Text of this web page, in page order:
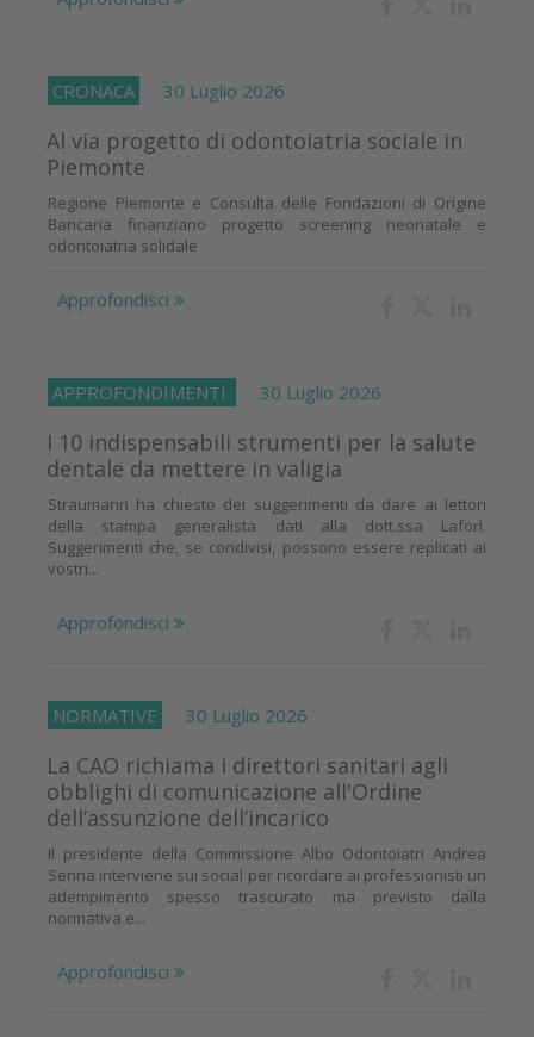
CRONACA 30 Luglio 2026
Al via progetto di odontoiatria sociale in
Piemonte
Regione Piemonte e Consulta delle Fondazioni di Origine
Bancaria finanziano progetto screening neonatale e
odontoiatria solidale
Approfondisci
APPROFONDIMENTI 30 Luglio 2026
I 10 indispensabili strumenti per la salute
dentale da mettere in valigia
Straumann ha chiesto dei suggerimenti da dare ai lettori
della stampa generalista dati alla dott.ssa Laforì.
Suggerimenti che, se condivisi, possono essere replicati ai
vostri...
Approfondisci
NORMATIVE 30 Luglio 2026
La CAO richiama i direttori sanitari agli
obblighi di comunicazione all'Ordine
dell’assunzione dell’incarico
Il presidente della Commissione Albo Odontoiatri Andrea
Senna interviene sui social per ricordare ai professionisti un
adempimento spesso trascurato ma previsto dalla
normativa e...
Approfondisci